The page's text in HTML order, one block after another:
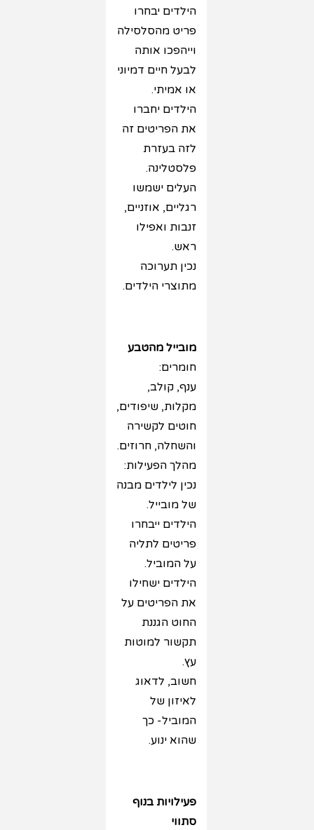
הילדים יבחרו
פריט מהסלסילה
וייהפכו אותה
לבעל חיים דמיוני
או אמיתי.
הילדים יחברו
את הפריטים זה
לזה בעזרת
פלסטלינה.
העלים ישמשו
רגליים, אוזניים,
זנבות ואפילו
ראש.
נכין תערוכה
מתוצרי הילדים.
מובייל מהטבע
חומרים:
ענף, קולב,
מקלות, שיפודים,
חוטים לקשירה
והשחלה, חרוזים.
מהלך הפעילות:
נכין לילדים מבנה
של מובייל.
הילדים ייבחרו
פריטים לתליה
על המוביל.
הילדים ישחילו
את הפריטים על
החוט הגננת
תקשור למוטות
עץ.
חשוב, לדאוג
לאיזון של
המוביל- כך
שהוא ינוע.
פעילויות בנוף
סתווי